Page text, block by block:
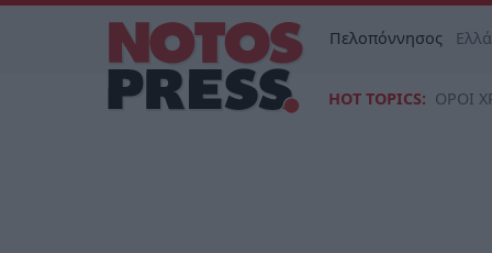
Πελοπόννησος
HOT TOPICS: ΟΡΟΙ